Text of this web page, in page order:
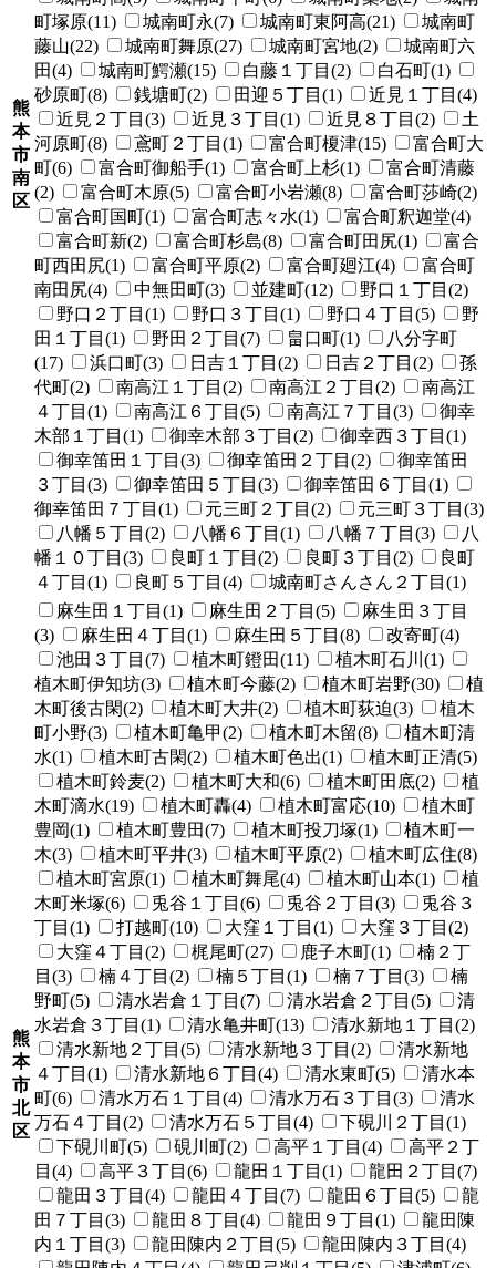
熊
本
市
南
区
町塚原(11)
城南町永(7) 城南町東阿高(21)
城南町
藤山(22)
城南町舞原(27) 城南町宮地(2)
城南町六
田(4)
城南町鰐瀬(15) 白藤１丁目(2)
白石町(1)
砂原町(8)
銭塘町(2) 田迎５丁目(1)
近見１丁目(4)
近見２丁目(3)
近見３丁目(1) 近見８丁目(2)
土
河原町(8)
鳶町２丁目(1) 富合町榎津(15)
富合町大
町(6)
富合町御船手(1) 富合町上杉(1)
富合町清藤
(2)
富合町木原(5) 富合町小岩瀬(8)
富合町莎崎(2)
富合町国町(1)
富合町志々水(1)
富合町釈迦堂(4)
富合町新(2)
富合町杉島(8) 富合町田尻(1)
富合
町西田尻(1)
富合町平原(2) 富合町廻江(4)
富合町
南田尻(4)
中無田町(3) 並建町(12)
野口１丁目(2)
野口２丁目(1)
野口３丁目(1) 野口４丁目(5)
野
田１丁目(1)
野田２丁目(7) 畠口町(1)
八分字町
(17)
浜口町(3) 日吉１丁目(2) 日吉２丁目(2)
孫
代町(2)
南高江１丁目(2) 南高江２丁目(2)
南高江
４丁目(1)
南高江６丁目(5) 南高江７丁目(3)
御幸
木部１丁目(1)
御幸木部３丁目(2)
御幸西３丁目(1)
御幸笛田１丁目(3)
御幸笛田２丁目(2)
御幸笛田
３丁目(3)
御幸笛田５丁目(3)
御幸笛田６丁目(1)
御幸笛田７丁目(1)
元三町２丁目(2)
元三町３丁目(3)
八幡５丁目(2)
八幡６丁目(1) 八幡７丁目(3)
八
幡１０丁目(3)
良町１丁目(2) 良町３丁目(2)
良町
４丁目(1)
良町５丁目(4) 城南町さんさん２丁目(1)
熊
本
市
北
区
麻生田１丁目(1) 麻生田２丁目(5)
麻生田３丁目
(3)
麻生田４丁目(1) 麻生田５丁目(8)
改寄町(4)
池田３丁目(7)
植木町鐙田(11)
植木町石川(1)
植木町伊知坊(3)
植木町今藤(2) 植木町岩野(30)
植
木町後古閑(2)
植木町大井(2) 植木町荻迫(3)
植木
町小野(3)
植木町亀甲(2) 植木町木留(8)
植木町清
水(1)
植木町古閑(2) 植木町色出(1)
植木町正清(5)
植木町鈴麦(2)
植木町大和(6) 植木町田底(2)
植
木町滴水(19)
植木町轟(4) 植木町富応(10)
植木町
豊岡(1)
植木町豊田(7) 植木町投刀塚(1)
植木町一
木(3)
植木町平井(3) 植木町平原(2)
植木町広住(8)
植木町宮原(1)
植木町舞尾(4) 植木町山本(1)
植
木町米塚(6)
兎谷１丁目(6) 兎谷２丁目(3)
兎谷３
丁目(1)
打越町(10) 大窪１丁目(1)
大窪３丁目(2)
大窪４丁目(2)
梶尾町(27) 鹿子木町(1)
楠２丁
目(3)
楠４丁目(2) 楠５丁目(1) 楠７丁目(3)
楠
野町(5)
清水岩倉１丁目(7) 清水岩倉２丁目(5)
清
水岩倉３丁目(1)
清水亀井町(13)
清水新地１丁目(2)
清水新地２丁目(5)
清水新地３丁目(2)
清水新地
４丁目(1)
清水新地６丁目(4) 清水東町(5)
清水本
町(6)
清水万石１丁目(4) 清水万石３丁目(3)
清水
万石４丁目(2)
清水万石５丁目(4)
下硯川２丁目(1)
下硯川町(5)
硯川町(2) 高平１丁目(4)
高平２丁
目(4)
高平３丁目(6) 龍田１丁目(1)
龍田２丁目(7)
龍田３丁目(4)
龍田４丁目(7) 龍田６丁目(5)
龍
田７丁目(3)
龍田８丁目(4) 龍田９丁目(1)
龍田陳
内１丁目(3)
龍田陳内２丁目(5)
龍田陳内３丁目(4)